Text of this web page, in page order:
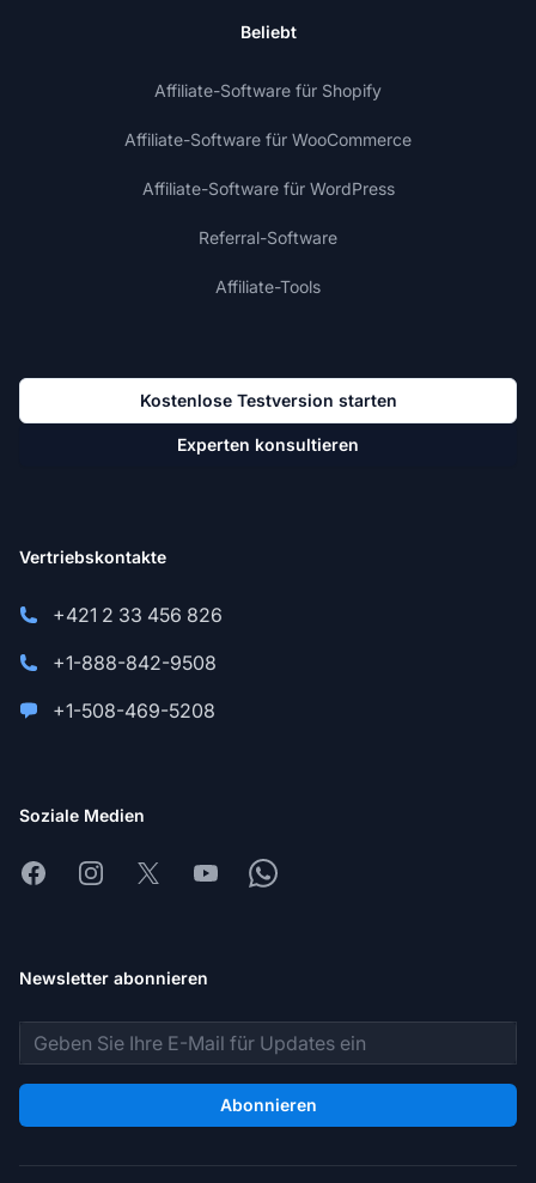
Beliebt
Affiliate-Software für Shopify
Affiliate-Software für WooCommerce
Affiliate-Software für WordPress
Referral-Software
Affiliate-Tools
Kostenlose Testversion starten
Experten konsultieren
Vertriebskontakte
+421 2 33 456 826
+1-888-842-9508
+1-508-469-5208
Soziale Medien
FacebookInstagram
X YoutubeWhatsapp
Newsletter abonnieren
E-Mail-Adresse
Abonnieren